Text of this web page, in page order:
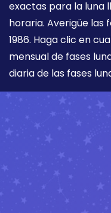
exactas para la luna
horaria. Averigüe las
1986. Haga clic en
mensual de fases
diaria de las fases